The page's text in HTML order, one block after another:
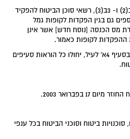
א) בנוסף לאמור בסעיפים 3ב(2) ו- 3ב(3), רשאי סוכן הביטוח להפקיד
גם בגין הפקדות לקופות גמל
בסעיף 47 לפקודת מס הכנסה [נוסח חדש] אשר אינן
ההפקדות לקופות כאמור.
ב) פעל סוכן הביטוח כאמור בסעיף 4א' לעיל, יחולו כל הוראות סעיפים
17 בפברואר 2003.
ביטוח וסוכני הביטוח בכל ענפי